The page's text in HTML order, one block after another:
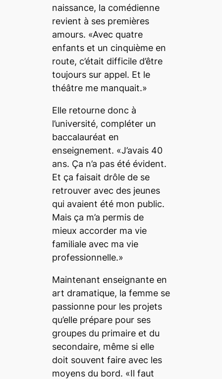
naissance, la comédienne
revient à ses premières
amours. «Avec quatre
enfants et un cinquième en
route, c’était difficile d’être
toujours sur appel. Et le
théâtre me manquait.»
Elle retourne donc à
l’université, compléter un
baccalauréat en
enseignement. «J’avais 40
ans. Ça n’a pas été évident.
Et ça faisait drôle de se
retrouver avec des jeunes
qui avaient été mon public.
Mais ça m’a permis de
mieux accorder ma vie
familiale avec ma vie
professionnelle.»
Maintenant enseignante en
art dramatique, la femme se
passionne pour les projets
qu’elle prépare pour ses
groupes du primaire et du
secondaire, même si elle
doit souvent faire avec les
moyens du bord. «Il faut